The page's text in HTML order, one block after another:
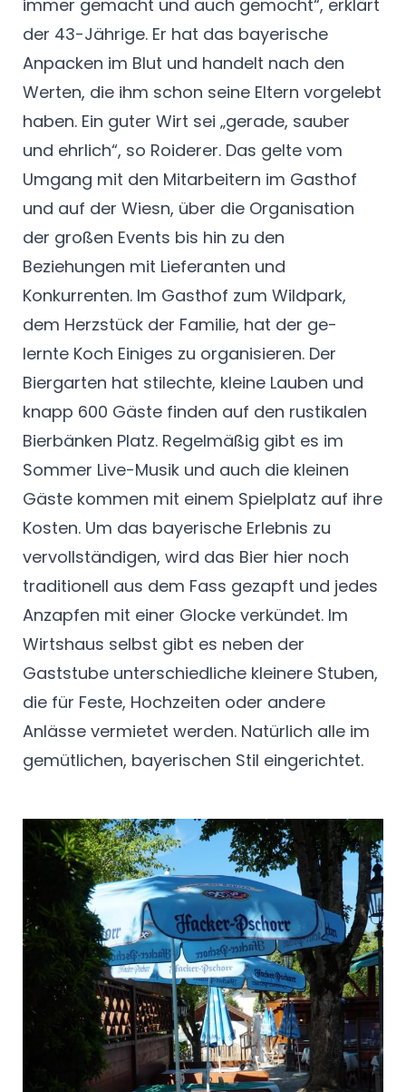
immer gemacht und auch gemocht“, erklärt
der 43-Jährige. Er hat das bayerische
Anpacken im Blut und handelt nach den
Werten, die ihm schon seine Eltern vorgelebt
haben. Ein guter Wirt sei „gerade, sauber
und ehrlich“, so Roiderer. Das gelte vom
Umgang mit den Mitarbeitern im Gasthof
und auf der Wiesn, über die Organisation
der großen Events bis hin zu den
Beziehungen mit Lieferanten und
Konkurrenten. Im Gasthof zum Wildpark,
dem Herzstück der Familie, hat der ge-
lernte Koch Einiges zu organisieren. Der
Biergarten hat stilechte, kleine Lauben und
knapp 600 Gäste finden auf den rustikalen
Bierbänken Platz. Regelmäßig gibt es im
Sommer Live-Musik und auch die kleinen
Gäste kommen mit einem Spielplatz auf ihre
Kosten. Um das bayerische Erlebnis zu
vervollständigen, wird das Bier hier noch
traditionell aus dem Fass gezapft und jedes
Anzapfen mit einer Glocke verkündet. Im
Wirtshaus selbst gibt es neben der
Gaststube unterschiedliche kleinere Stuben,
die für Feste, Hochzeiten oder andere
Anlässe vermietet werden. Natürlich alle im
gemütlichen, bayerischen Stil eingerichtet.